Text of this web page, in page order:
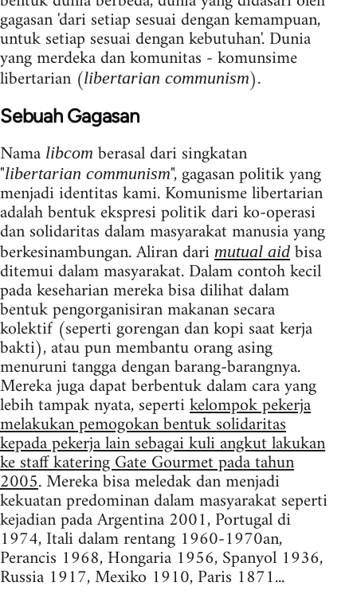
gagasan 'dari setiap sesuai dengan kemampuan,
untuk setiap sesuai dengan kebutuhan'. Dunia
yang merdeka dan komunitas - komunsime
libertarian (libertarian communism).
Sebuah Gagasan
Nama libcom berasal dari singkatan
"libertarian communism", gagasan politik yang
menjadi identitas kami. Komunisme libertarian
adalah bentuk ekspresi politik dari ko-operasi
dan solidaritas dalam masyarakat manusia yang
berkesinambungan. Aliran dari mutual aid bisa
ditemui dalam masyarakat. Dalam contoh kecil
pada keseharian mereka bisa dilihat dalam
bentuk pengorganisiran makanan secara
kolektif (seperti gorengan dan kopi saat kerja
bakti), atau pun membantu orang asing
menuruni tangga dengan barang-barangnya.
Mereka juga dapat berbentuk dalam cara yang
lebih tampak nyata, sepertikelompok pekerja
melakukan pemogokan bentuk solidaritas
kepada pekerja lain sebagai kuli angkut lakukan
ke staff katering Gate Gourmet pada tahun
2005. Mereka bisa meledak dan menjadi
kekuatan predominan dalam masyarakat seperti
kejadian pada Argentina 2001, Portugal di
1974, Itali dalam rentang 1960-1970an,
Perancis 1968, Hongaria 1956, Spanyol 1936,
Russia 1917, Mexiko 1910, Paris 1871...